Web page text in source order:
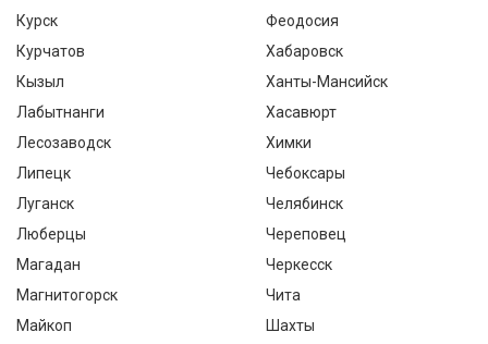
Курск
Курчатов
Кызыл
Лабытнанги
Лесозаводск
Липецк
Луганск
Люберцы
Магадан
Магнитогорск
Майкоп
Феодосия
Хабаровск
Ханты-Мансийск
Хасавюрт
Химки
Чебоксары
Челябинск
Череповец
Черкесск
Чита
Шахты